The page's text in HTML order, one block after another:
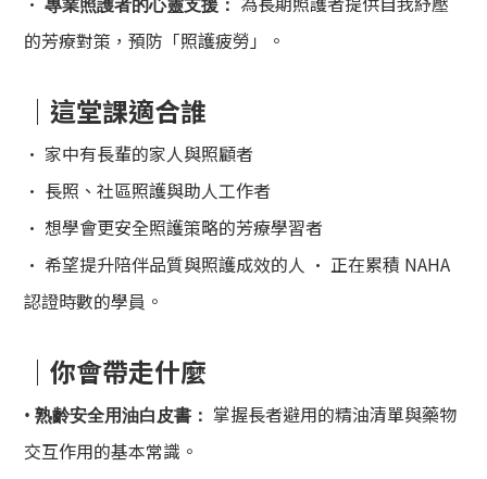
專業照護者的心靈支援：
的芳療對策，預防「照護疲勞」。
｜ 這堂課適合誰
• 家中有長輩的家人與照顧者
• 長照、社區照護與助人工作者
• 想學會更安全照護策略的芳療學習者
• 希望提升陪伴品質與照護成效的人 • 正在累積 NAHA
認證時數的學員。
｜ 你會帶走什麼
• 熟齡安全用油白皮書： 掌握長者避用的精油清單與藥物
交互作用的基本常識。